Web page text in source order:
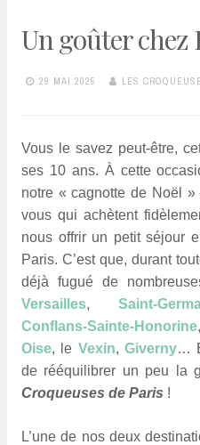
Un goûter chez
29 MAI 2025 LES
Vous le savez peut-être,
ses 10 ans. À cette
notre « cagnotte de Noël »
vous qui achètent
nous offrir un petit séjour
Paris. C’est que, durant
déjà fugué de
Versailles, Saint-
Conflans-Sainte-Honorine
Oise, le Vexin,Giverny…
de rééquilibrer un peu la
Croqueuses de Paris !
L’une de nos deux